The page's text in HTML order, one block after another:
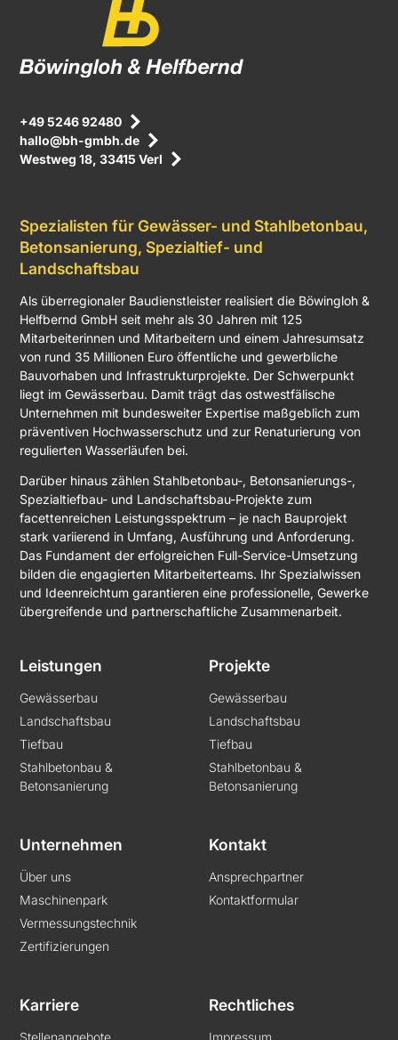
+49 5246 92480
hallo@bh-gmbh.de
Westweg 18, 33415 Verl
Spezialisten für Gewässer- und Stahlbetonbau,
Betonsanierung, Spezialtief- und
Landschaftsbau
Als überregionaler Baudienstleister realisiert die Böwingloh &
Helfbernd GmbH seit mehr als 30 Jahren mit 125
Mitarbeiterinnen und Mitarbeitern und einem Jahresumsatz
von rund 35 Millionen Euro öffentliche und gewerbliche
Bauvorhaben und Infrastrukturprojekte. Der Schwerpunkt
liegt im Gewässerbau. Damit trägt das ostwestfälische
Unternehmen mit bundesweiter Expertise maßgeblich zum
präventiven Hochwasserschutz und zur Renaturierung von
regulierten Wasserläufen bei.
Darüber hinaus zählen Stahlbetonbau-, Betonsanierungs-,
Spezialtiefbau- und Landschaftsbau-Projekte zum
facettenreichen Leistungsspektrum – je nach Bauprojekt
stark variierend in Umfang, Ausführung und Anforderung.
Das Fundament der erfolgreichen Full-Service-Umsetzung
bilden die engagierten Mitarbeiterteams. Ihr Spezialwissen
und Ideenreichtum garantieren eine professionelle, Gewerke
übergreifende und partnerschaftliche Zusammenarbeit.
Leistungen
Gewässerbau
Landschaftsbau
Tiefbau
Stahlbetonbau &
Betonsanierung
Projekte
Gewässerbau
Landschaftsbau
Tiefbau
Stahlbetonbau &
Betonsanierung
Unternehmen
Über uns
Maschinenpark
Vermessungstechnik
Zertifizierungen
Kontakt
Ansprechpartner
Kontaktformular
Karriere Rechtliches